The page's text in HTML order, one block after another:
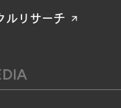
ルリサーチ